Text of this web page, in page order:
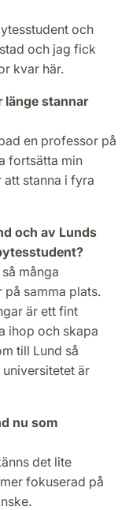
och
och jag fick
kvar här.
länge stannar
en professor på
fortsätta min
stanna i fyra
och av Lunds
många
samma plats.
är ett fint
ihop och skapa
till Lund så
är
nu som
det lite
fokuserad på